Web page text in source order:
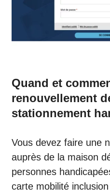
Quand et
renouvellement
stationnement
Vous devez faire une
auprès de la maison
personnes
carte mobilité